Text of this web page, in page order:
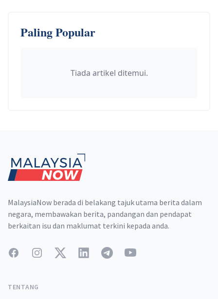
Paling Popular
Tiada artikel ditemui.
MalaysiaNow berada di belakang tajuk utama berita dalam
negara, membawakan berita, pandangan dan pendapat
berkaitan isu dan maklumat terkini kepada anda.
FacebookInstagramTwitterLinkedInTelegramYouTube
TENTANG